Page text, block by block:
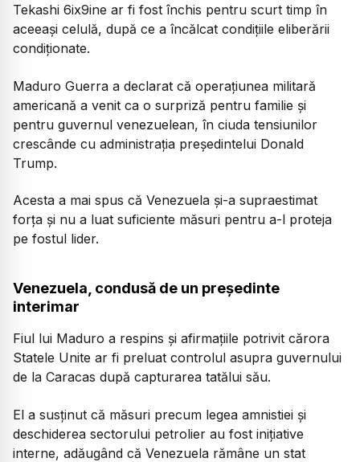
Tekashi 6ix9ine ar fi fost închis pentru scurt timp în
aceeași celulă, după ce a încălcat condițiile eliberării
condiționate.
Maduro Guerra a declarat că operațiunea militară
americană a venit ca o surpriză pentru familie și
pentru guvernul venezuelean, în ciuda tensiunilor
crescânde cu administrația președintelui Donald
Trump.
Acesta a mai spus că Venezuela și-a supraestimat
forța și nu a luat suficiente măsuri pentru a-l proteja
pe fostul lider.
Venezuela, condusă de un președinte
interimar
Fiul lui Maduro a respins și afirmațiile potrivit cărora
Statele Unite ar fi preluat controlul asupra guvernului
de la Caracas după capturarea tatălui său.
El a susținut că măsuri precum legea amnistiei și
deschiderea sectorului petrolier au fost inițiative
interne, adăugând că Venezuela rămâne un stat